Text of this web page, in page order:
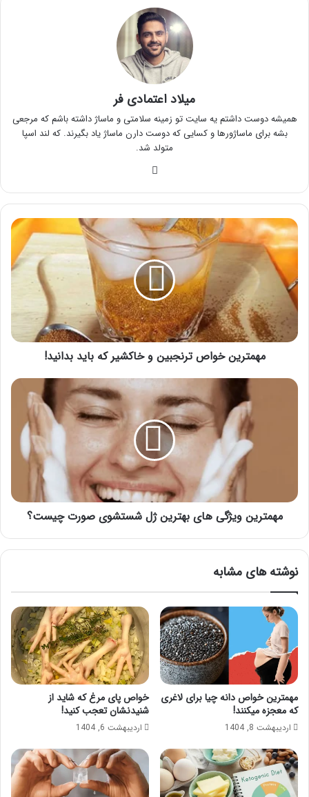
میلاد اعتمادی فر
همیشه دوست داشتم یه سایت تو زمینه سلامتی و ماساژ داشته باشم که مرجعی
بشه برای ماساژورها و کسایی که دوست دارن ماساژ یاد بگیرند. که لند اسپا
متولد شد.
مهمترین
خواص
ترنجبین
خاکشیر
که
باید
بدانید!
مهمترین خواص ترنجبین و خاکشیر که باید بدانید!
مهمترین
مهمترین ویژگی های بهترین ژل شستشوی صورت چیست؟
نوشته های مشابه
مهمترین خواص دانه چیا برای لاغری
که معجزه میکنند!
اردیبهشت 8, 1404
خواص پای مرغ که شاید از
شنیدنشان تعجب کنید!
اردیبهشت 6, 1404